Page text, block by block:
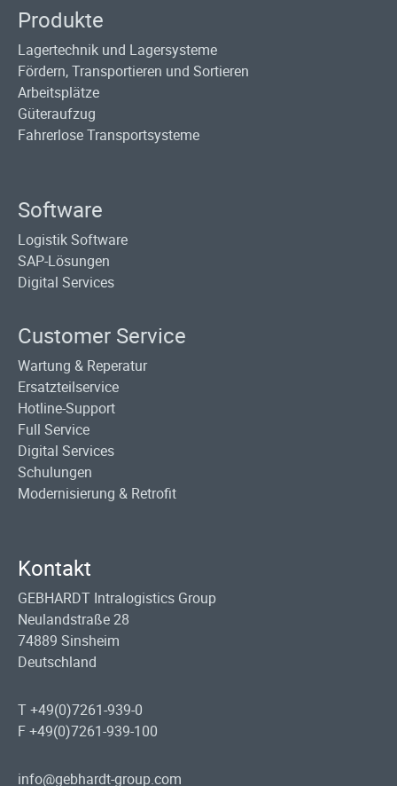
Produkte
Lagertechnik und Lagersysteme
Fördern, Transportieren und Sortieren
Arbeitsplätze
Güteraufzug
Fahrerlose Transportsysteme
Software
Logistik Software
SAP-Lösungen
Digital Services
Customer Service
Wartung & Reperatur
Ersatzteilservice
Hotline-Support
Full Service
Digital Services
Schulungen
Modernisierung & Retrofit
Kontakt
GEBHARDT Intralogistics Group
Neulandstraße 28
74889 Sinsheim
Deutschland
T +49(0)7261-939-0
F +49(0)7261-939-100
info@gebhardt-group.com